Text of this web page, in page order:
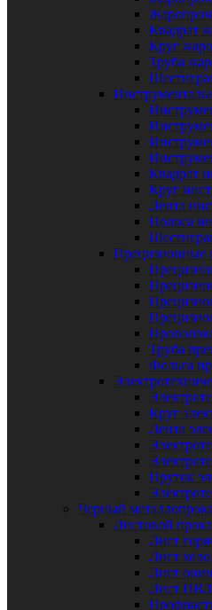
Квадрат
Круг
Труба
Квадрат
Круг
Лента
Полоса
Прецизионные
Труба
Фольга
Круг
Лента
Пруток
Черный
Листовой
Лист
Лист
Лист
Лист ПВЛ